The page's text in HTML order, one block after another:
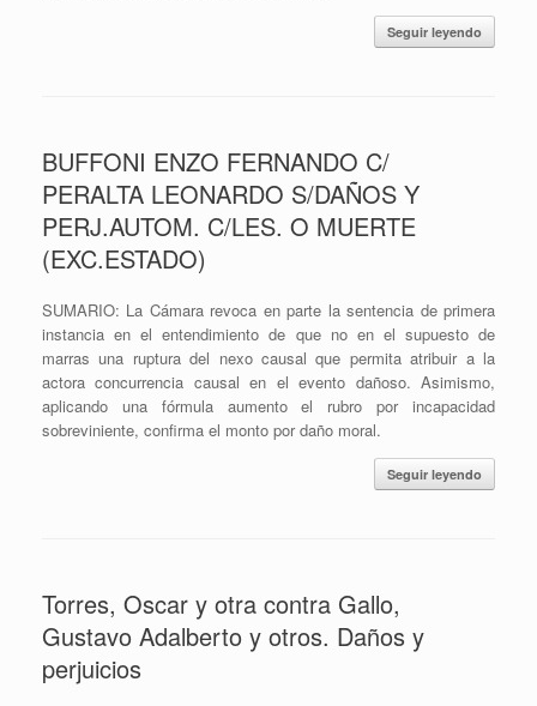
Seguir leyendo
BUFFONI ENZO FERNANDO C/
PERALTA LEONARDO S/DAÑOS Y
PERJ.AUTOM. C/LES. O MUERTE
(EXC.ESTADO)
SUMARIO: La Cámara revoca en parte la sentencia de primera
instancia en el entendimiento de que no en el supuesto de
marras una ruptura del nexo causal que permita atribuir a la
actora concurrencia causal en el evento dañoso. Asimismo,
aplicando una fórmula aumento el rubro por incapacidad
sobreviniente, confirma el monto por daño moral.
Seguir leyendo
Torres, Oscar y otra contra Gallo,
Gustavo Adalberto y otros. Daños y
perjuicios